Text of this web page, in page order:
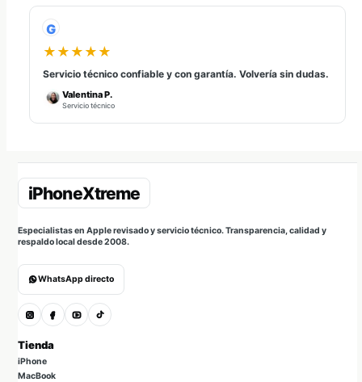
G
★★★★★
Servicio técnico confiable y con garantía. Volvería sin dudas.
Valentina P.
Servicio técnico
Especialistas en Apple revisado y servicio técnico. Transparencia, calidad y
respaldo local desde 2008.
WhatsApp directo
Tienda
iPhone
MacBook